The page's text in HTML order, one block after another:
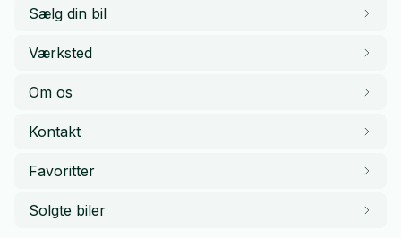
Sælg din bil
Værksted
Om os
Kontakt
Favoritter
Solgte biler